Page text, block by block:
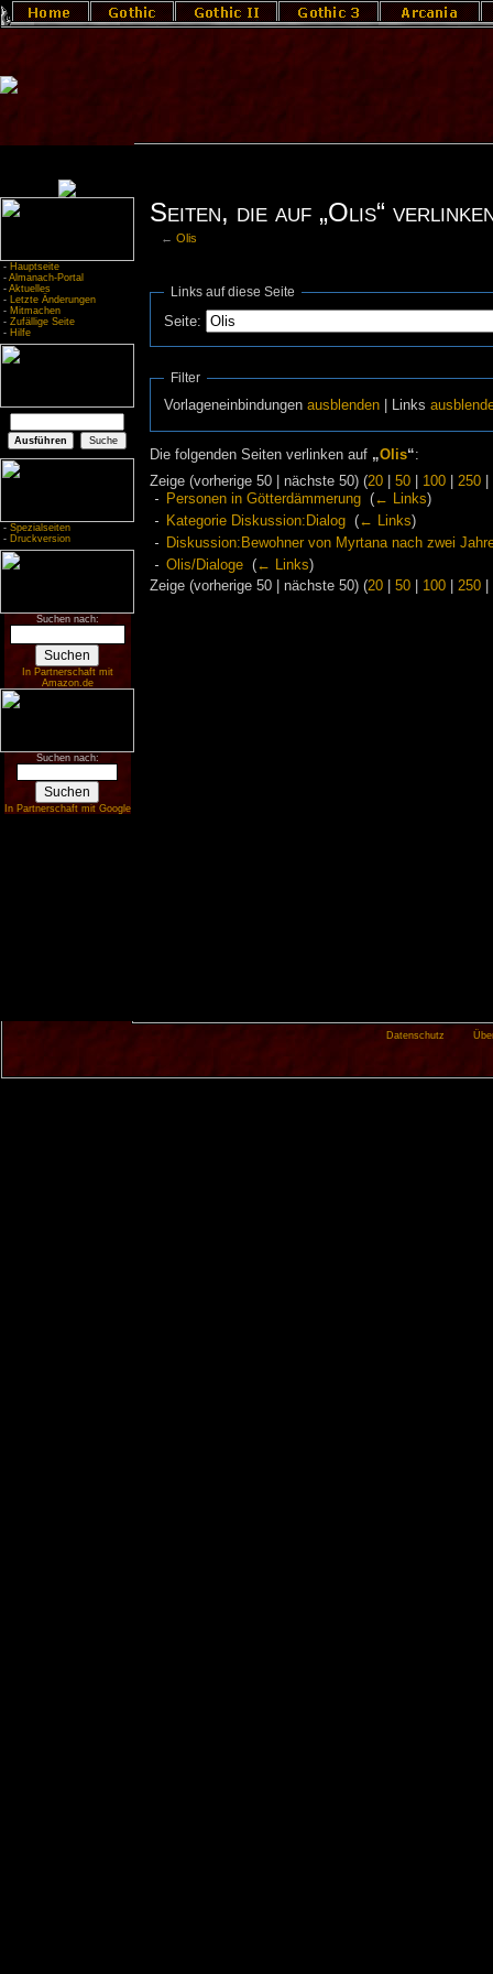
- Hauptseite
- Almanach-Portal
- Aktuelles
- Letzte Änderungen
- Mitmachen
- Zufällige Seite
- Hilfe
- Spezialseiten
- Druckversion
Suchen nach:
In Partnerschaft mit
Amazon.de
Suchen nach:
In Partnerschaft mit Google
Seiten, die auf „Olis“
←Olis
Links auf diese Seite
Seite:
Filter
Vorlageneinbindungenausblenden | Links
Die folgenden Seiten verlinken auf „Olis“:
Zeige (vorherige 50 | nächste 50) (20| 50| 100| 250|
Personen in Götterdämmerung‎ (← Links)
Kategorie Diskussion:Dialog‎ (← Links)
Diskussion:Bewohner von Myrtana nach zwei
Olis/Dialoge‎ (← Links)
Zeige (vorherige 50 | nächste 50) (20| 50| 100| 250|
Datenschutz